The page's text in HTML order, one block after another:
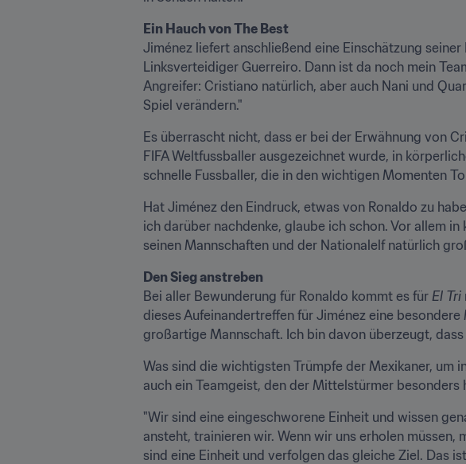
Ein Hauch von The Best
Jiménez liefert anschließend eine Einschätzung
Linksverteidiger Guerreiro. Dann ist da noch mein
Angreifer: Cristiano natürlich, aber auch Nani und
Spiel verändern."
Es überrascht nicht, dass er bei der Erwähnung von
FIFA Weltfussballer ausgezeichnet wurde, in
schnelle Fussballer, die in den wichtigen Momenten
Hat Jiménez den Eindruck, etwas von Ronaldo zu
ich darüber nachdenke, glaube ich schon. Vor allem
seinen Mannschaften und der Nationalelf natürlich
Den Sieg anstreben
Bei aller Bewunderung für Ronaldo kommt es für El Tri
dieses Aufeinandertreffen für Jiménez eine
großartige Mannschaft. Ich bin davon überzeugt, dass
Was sind die wichtigsten Trümpfe der Mexikaner, um
auch ein Teamgeist, den der Mittelstürmer besonders
"Wir sind eine eingeschworene Einheit und wissen
ansteht, trainieren wir. Wenn wir uns erholen
sind eine Einheit und verfolgen das gleiche Ziel. Das